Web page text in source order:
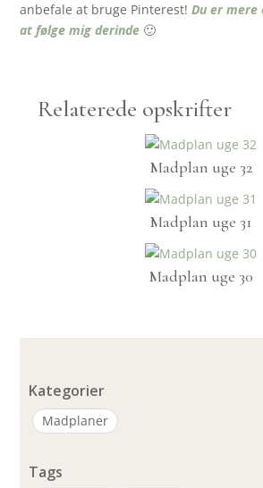
anbefale at bruge Pinterest!Du er
at følge mig derinde 🙂
Relaterede opskrifter
Madplan uge 32
Madplan uge 31
Madplan uge 30
Kategorier
Madplaner
Tags